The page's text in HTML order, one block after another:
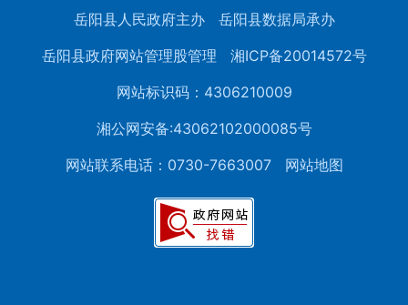
岳阳县人民政府主办
岳阳县数据局承办
岳阳县政府网站管理股管理
湘ICP备20014572号
网站标识码：4306210009
湘公网安备:43062102000085号
网站联系电话：0730-7663007
网站地图